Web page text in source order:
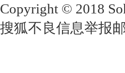
Copyright © 2018
搜狐不良信息举报邮